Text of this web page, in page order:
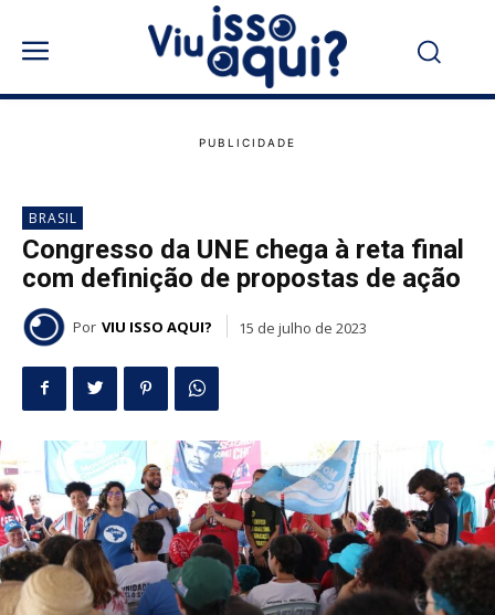
BRASIL
Congresso da UNE chega à reta final
com definição de propostas de ação
Por VIU ISSO AQUI? 15 de julho de 2023